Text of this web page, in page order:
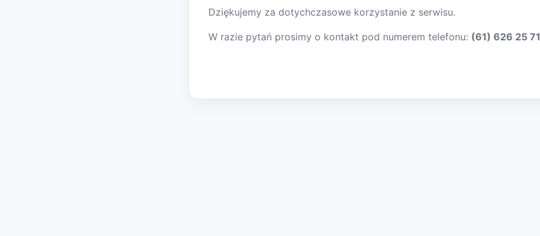
Dziękujemy za dotychczasowe korzystanie z serwisu.
W razie pytań prosimy o kontakt pod numerem telefonu: (61) 626 25 71